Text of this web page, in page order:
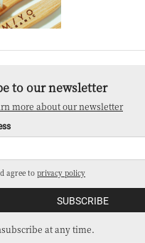
to our newsletter
more about our newsletter
agree toprivacy policy
at any time.